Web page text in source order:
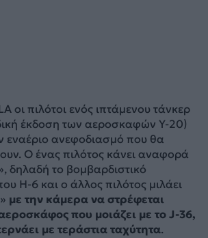
οι πιλότοι ενός ιπτάμενου τάνκερ
έκδοση των αεροσκαφών Y-20)
εναέριο ανεφοδιασμό που θα
Ο ένας πιλότος κάνει αναφορά
δηλαδή το βομβαρδιστικό
H-6 και ο άλλος πιλότος μιλάει
με την κάμερα να στρέφεται
που μοιάζει με το J-36,
με τεράστια ταχύτητα.